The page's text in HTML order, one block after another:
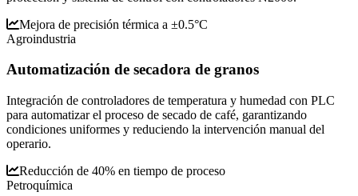
Mejora de precisión térmica a ±0.5°C
Agroindustria
Automatización de secadora de granos
Integración de controladores de temperatura y humedad con PLC
para automatizar el proceso de secado de café, garantizando
condiciones uniformes y reduciendo la intervención manual del
operario.
Reducción de 40% en tiempo de proceso
Petroquímica